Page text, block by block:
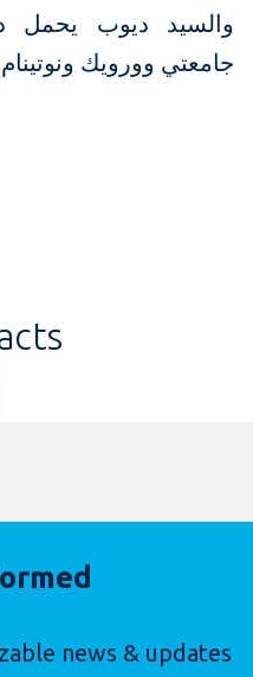
والسيد ديوب يحمل
جامعتي وورويك ونوتينام
news & updates